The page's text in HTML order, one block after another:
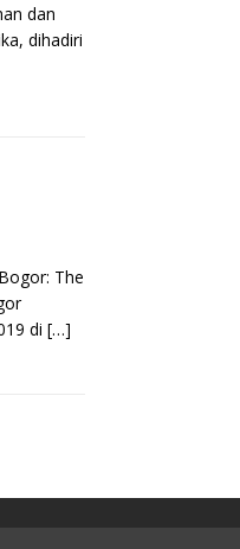
dan
dihadiri
The
di […]